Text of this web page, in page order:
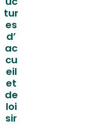
tur
es
d’
ac
cu
eil
et
de
loi
sir